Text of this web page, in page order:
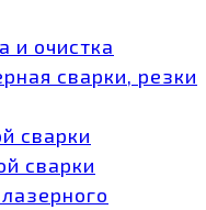
и очистка
сварки, резки
сварки
сварки